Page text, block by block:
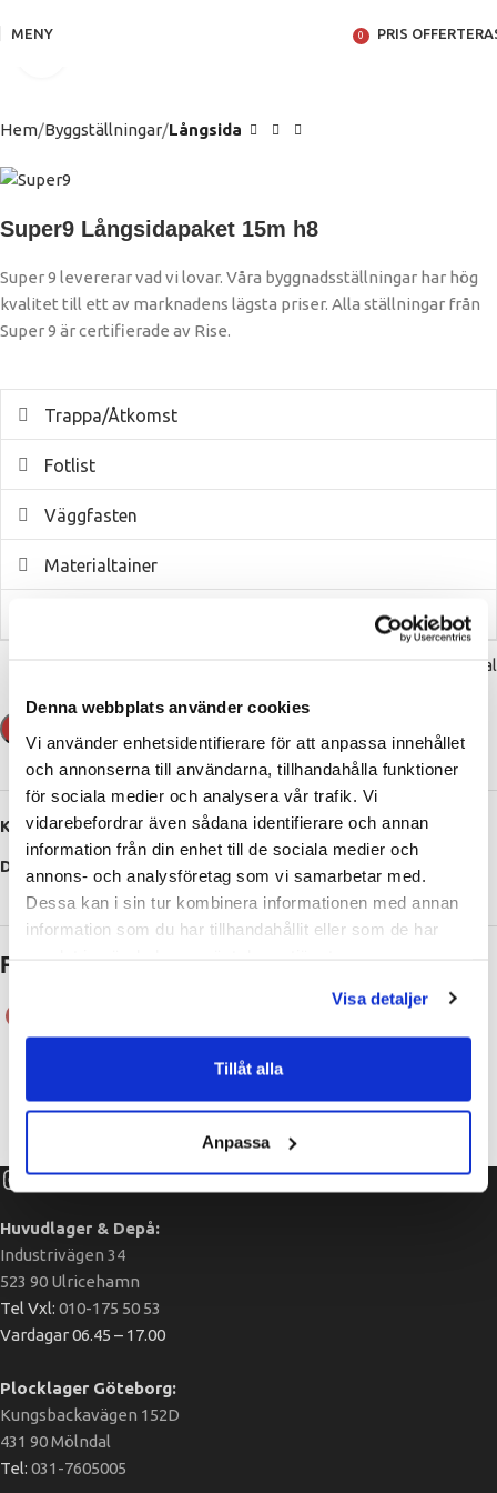
Denna webbplats använder cookies
Vi använder enhetsidentifierare för att anpassa innehållet
och annonserna till användarna, tillhandahålla funktioner
för sociala medier och analysera vår trafik. Vi
vidarebefordrar även sådana identifierare och annan
information från din enhet till de sociala medier och
annons- och analysföretag som vi samarbetar med.
Dessa kan i sin tur kombinera informationen med annan
information som du har tillhandahållit eller som de har
Visa detaljer
Tillåt alla
Anpassa
MENY 0 PRIS
Hem Byggställningar Långsida
Super9 Långsidapaket 15m h8
Super 9 levererar vad vi lovar. Våra byggnadsställningar har hög
kvalitet till ett av marknadens lägsta priser. Alla ställningar från
Super 9 är certifierade av Rise.
Trappa/Åtkomst
Fotlist
Väggfasten
Materialtainer
Rensa val
Kategorier:Byggställningar, Långsida
Dela:
Relaterade produkter
Burton Nyckel svart 22-23
Hana Gavelpaket 7,7 m h8,
Huvudlager & Depå:
Industrivägen 34
523 90 Ulricehamn
Tel Vxl: 010-175 50 53
Vardagar 06.45 – 17.00
Plocklager Göteborg:
Kungsbackavägen 152D
431 90 Mölndal
Tel: 031-7605005